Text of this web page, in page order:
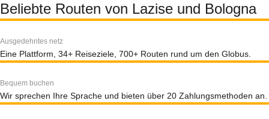
Beliebte Routen von Lazise und Bologna
Ausgedehntes netz
Eine Plattform, 34+ Reiseziele, 700+ Routen rund um den Globus.
Bequem buchen
Wir sprechen Ihre Sprache und bieten über 20 Zahlungsmethoden an.